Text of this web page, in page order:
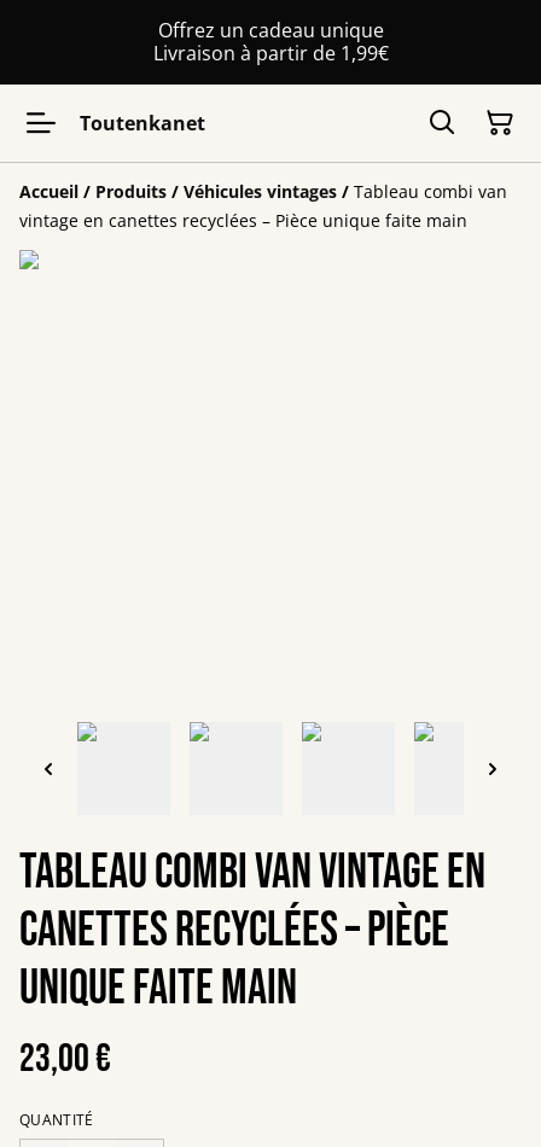
Offrez un cadeau unique
Livraison à partir de 1,99€
Toutenkanet
Accueil / Produits / Véhicules vintages / Tableau combi van
vintage en canettes recyclées – Pièce unique faite main
Tableau combi van vintage en
canettes recyclées – Pièce
unique faite main
23,00 €
QUANTITÉ